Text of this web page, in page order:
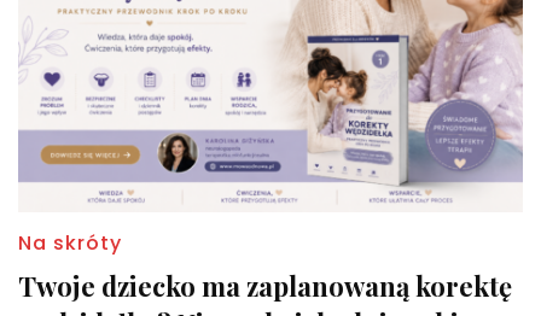
Na skróty
Twoje dziecko ma zaplanowaną korektę